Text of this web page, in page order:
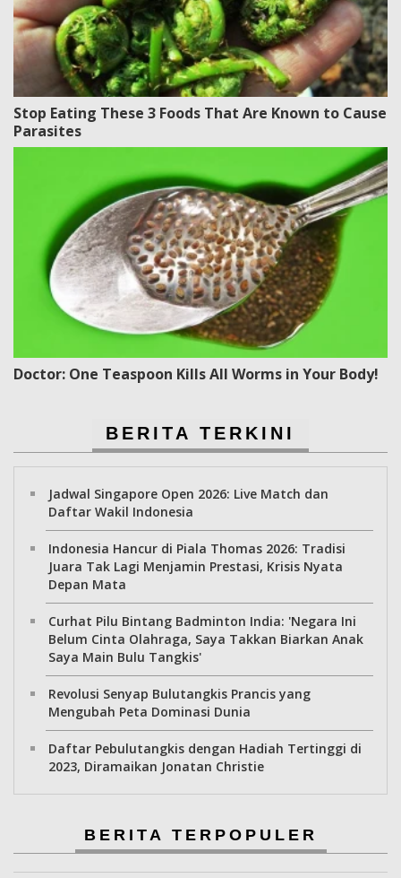
Stop Eating These 3 Foods That Are Known to Cause
Parasites
Doctor: One Teaspoon Kills All Worms in Your Body!
BERITA TERKINI
Jadwal Singapore Open 2026: Live Match dan
Daftar Wakil Indonesia
Indonesia Hancur di Piala Thomas 2026: Tradisi
Juara Tak Lagi Menjamin Prestasi, Krisis Nyata
Depan Mata
Curhat Pilu Bintang Badminton India: 'Negara Ini
Belum Cinta Olahraga, Saya Takkan Biarkan Anak
Saya Main Bulu Tangkis'
Revolusi Senyap Bulutangkis Prancis yang
Mengubah Peta Dominasi Dunia
Daftar Pebulutangkis dengan Hadiah Tertinggi di
2023, Diramaikan Jonatan Christie
BERITA TERPOPULER